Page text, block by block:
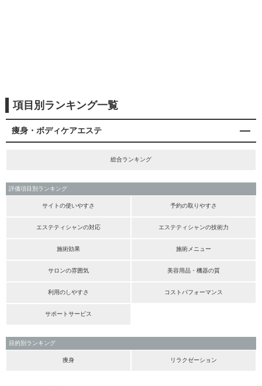
項目別ランキング一覧
痩身・ボディケアエステ
総合ランキング
評価項目別ランキング
サイトの使いやすさ 予約の取りやすさ
エステティシャンの対応 エステティシャンの技術力
施術効果 施術メニュー
サロンの雰囲気 美容用品・機器の質
利用のしやすさ コストパフォーマンス
サポートサービス
目的別ランキング
痩身 リラクゼーション